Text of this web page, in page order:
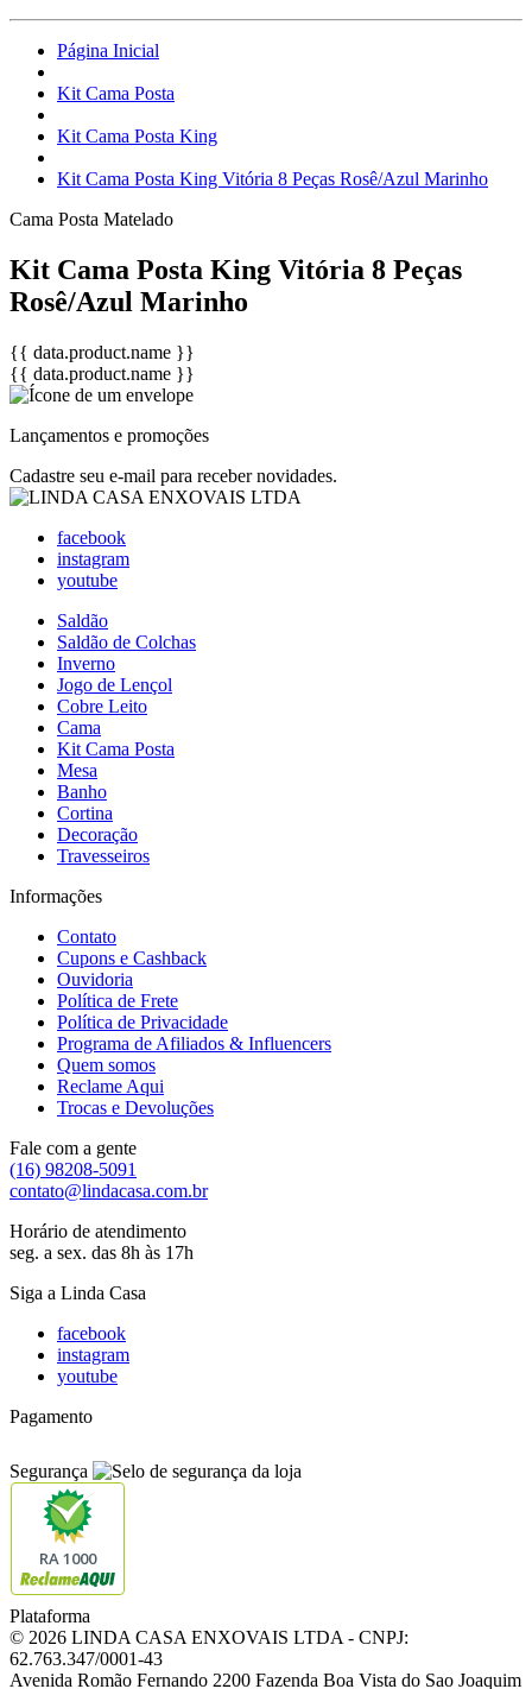
Página Inicial
Kit Cama Posta
Kit Cama Posta King
Kit Cama Posta King Vitória 8 Peças Rosê/Azul Marinho
Cama Posta Matelado
Kit Cama Posta King Vitória 8 Peças
Rosê/Azul Marinho
{{ data.product.name }}
{{ data.product.name }}
Lançamentos e promoções
Cadastre seu e-mail para receber novidades.
facebook
instagram
youtube
Saldão
Saldão de Colchas
Inverno
Jogo de Lençol
Cobre Leito
Cama
Kit Cama Posta
Mesa
Banho
Cortina
Decoração
Travesseiros
Informações
Contato
Cupons e Cashback
Ouvidoria
Política de Frete
Política de Privacidade
Programa de Afiliados & Influencers
Quem somos
Reclame Aqui
Trocas e Devoluções
Fale com a gente
(16) 98208-5091
contato@lindacasa.com.br
Horário de atendimento
seg. a sex. das 8h às 17h
Siga a Linda Casa
facebook
instagram
youtube
Pagamento
Segurança
RA 1000
Plataforma
© 2026 LINDA CASA ENXOVAIS LTDA - CNPJ:
62.763.347/0001-43
Avenida Romão Fernando 2200 Fazenda Boa Vista do Sao Joaquim